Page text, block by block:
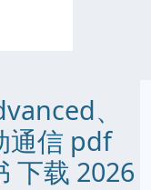
、
通信 pdf
下载 2026